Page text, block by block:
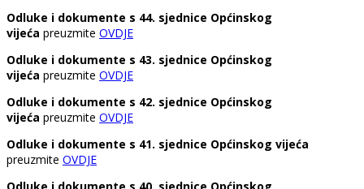
Odluke i dokumente s 44. sjednice Općinskog
vijeća preuzmite OVDJE
Odluke i dokumente s 43. sjednice Općinskog
vijeća preuzmite OVDJE
Odluke i dokumente s 42. sjednice Općinskog
vijeća preuzmite OVDJE
Odluke i dokumente s 41. sjednice Općinskog vijeća
preuzmite OVDJE